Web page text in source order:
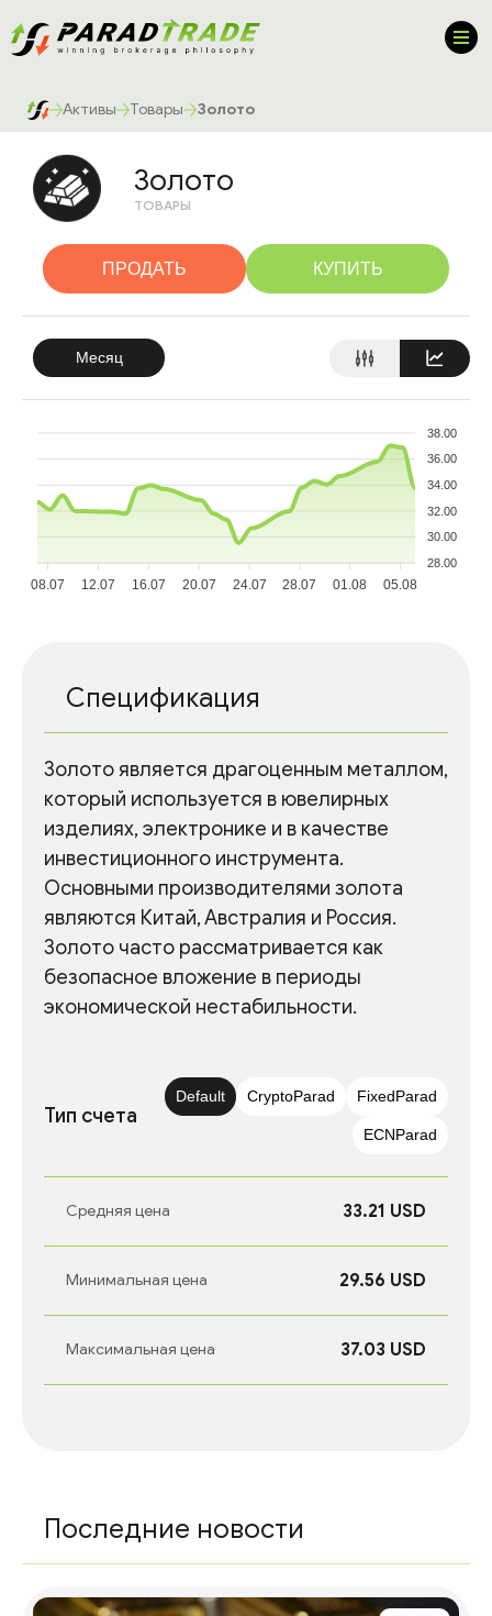
Активы Товары Золото
Золото
ТОВАРЫ
ПРОДАТЬ КУПИТЬ
Месяц
38.00
36.00
34.00
32.00
30.00
28.00
08.07 12.07 16.07 20.07 24.07 28.07 01.08 05.08
Спецификация
Золото является драгоценным металлом,
который используется в ювелирных
изделиях, электронике и в качестве
инвестиционного инструмента.
Основными производителями золота
являются Китай, Австралия и Россия.
Золото часто рассматривается как
безопасное вложение в периоды
экономической нестабильности.
Тип счета
Default CryptoParad FixedParad
ECNParad
Средняя цена 33.21 USD
Минимальная цена 29.56 USD
Максимальная цена 37.03 USD
Последние новости